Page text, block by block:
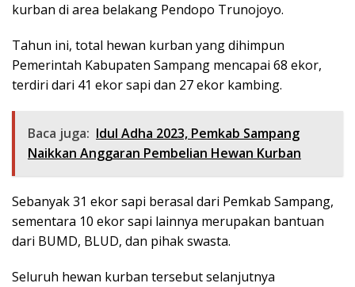
kurban di area belakang Pendopo Trunojoyo.
Tahun ini, total hewan kurban yang dihimpun
Pemerintah Kabupaten Sampang mencapai 68 ekor,
terdiri dari 41 ekor sapi dan 27 ekor kambing.
Baca juga: Idul Adha 2023, Pemkab Sampang
Naikkan Anggaran Pembelian Hewan Kurban
Sebanyak 31 ekor sapi berasal dari Pemkab Sampang,
sementara 10 ekor sapi lainnya merupakan bantuan
dari BUMD, BLUD, dan pihak swasta.
Seluruh hewan kurban tersebut selanjutnya